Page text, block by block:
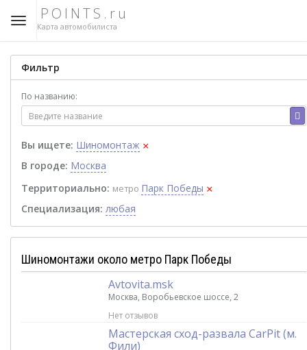
POINTS.ru
Карта автомобилиста
Фильтр
По названию:
Вы ищете: Шиномонтаж ×
В городе: Москва
Территориально: метро Парк Победы ×
Специализация: любая
Шиномонтажи около метро Парк Победы
Avtovita.msk
Москва, Воробьевское шоссе, 2
Нет отзывов
Мастерская сход-развала CarPit (м.
Фили)